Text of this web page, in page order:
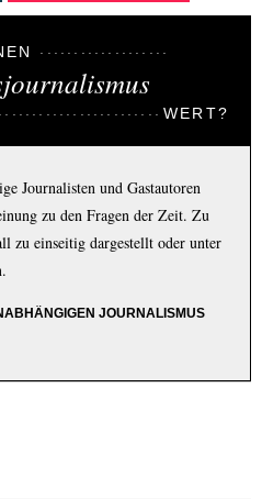
WERT?
Journalisten und Gastautoren
zu den Fragen der Zeit. Zu
zu einseitig dargestellt oder unter
JOURNALISMUS